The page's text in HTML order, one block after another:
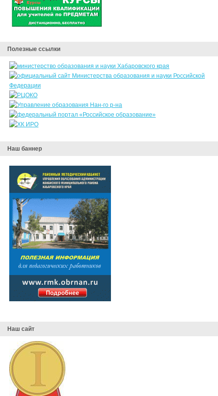
Полезные ссылки
Наш баннер
Наш сайт